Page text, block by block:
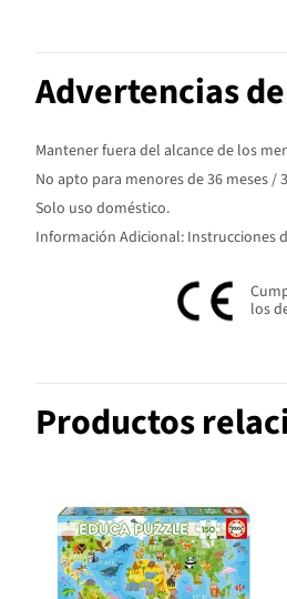
Advertencias
Mantener fuera del alcance de los
No apto para menores de 36 meses /
Solo uso doméstico.
Información Adicional: Instrucciones
los
Productos